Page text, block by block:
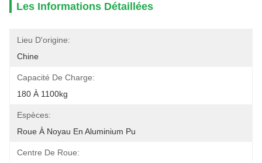
Les Informations Détaillées
Lieu D'origine:
Chine
Capacité De Charge:
180 À 1100kg
Espèces:
Roue À Noyau En Aluminium Pu
Centre De Roue: